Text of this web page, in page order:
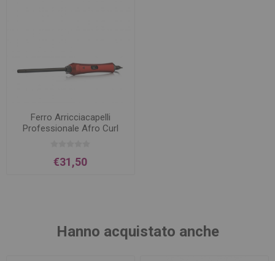
Ferro Arricciacapelli
Professionale Afro Curl
€31,50
Hanno acquistato anche